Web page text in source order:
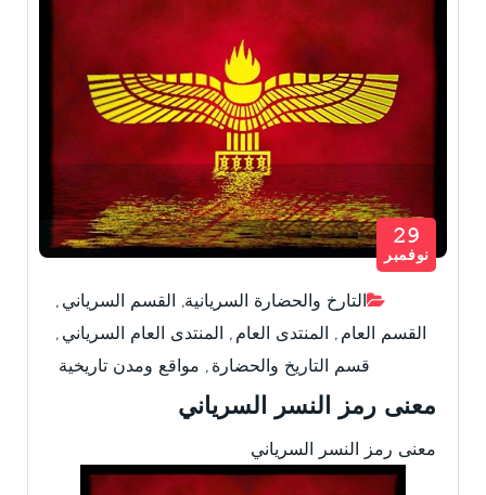
التارخ والحضارة السريانية, القسم السرياني ,
القسم العام , المنتدى العام , المنتدى العام السرياني ,
قسم التاريخ والحضارة , مواقع ومدن تاريخية
29
نوفمبر
معنى رمز النسر السرياني
معنى رمز النسر السرياني